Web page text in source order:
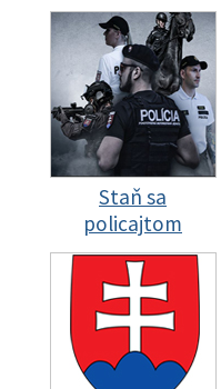
Staň sa
policajtom